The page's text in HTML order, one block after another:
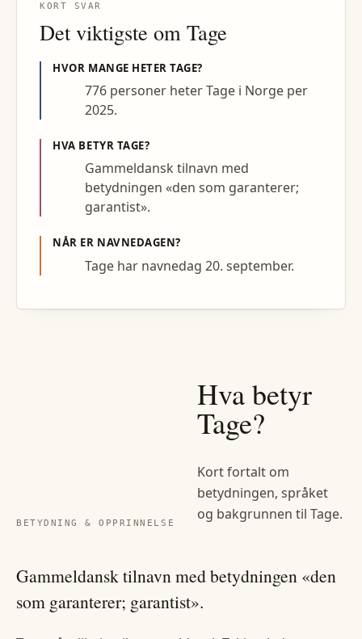
KORT SVAR
Det viktigste om Tage
HVOR MANGE HETERTAGE?
776 personer heter Tage i Norge per
2025.
HVA BETYR TAGE?
Gammeldansk tilnavn med
betydningen «den som garanterer;
garantist».
NÅR ER NAVNEDAGEN?
Tage har navnedag 20. september.
BETYDNING & OPPRINNELSE
Hva betyr
Tage?
Kort fortalt om
betydningen, språket
og bakgrunnen til Tage.
Gammeldansk tilnavn med betydningen «den
som garanterer; garantist».